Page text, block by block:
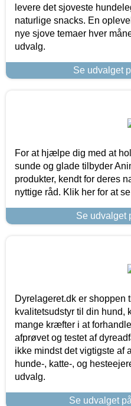
levere det sjoveste
naturlige snacks. En
nye sjove temaer hver
udvalg.
Se udvalget
For at hjælpe dig med at
sunde og glade tilbyder
produkter, kendt for deres
nyttige råd. Klik her for at
Se udvalget
Dyrelageret.dk er shoppen
kvalitetsudstyr til din hund,
mange kræfter i at
afprøvet og testet af
ikke mindst det vigtigste af
hunde-, katte-, og
udvalg.
Se udvalget